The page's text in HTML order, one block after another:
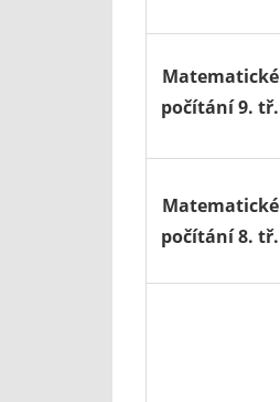
Matematické
počítání 9. tř.
Matematické
počítání 8. tř.